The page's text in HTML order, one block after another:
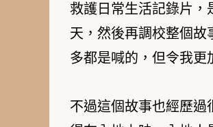
救護日常生活記錄片
天，然後再調校整個
多都是喊的，但令我更
不過這個故事也經歷